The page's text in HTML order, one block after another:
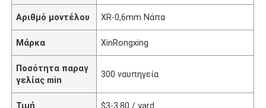
Αριθμό μοντέλου XR-0,6mm Νάπα
Μάρκα XinRongxing
Ποσότητα παραγ
γελίας min
300 ναυπηγεία
Τιμή $3-3.80 / yard